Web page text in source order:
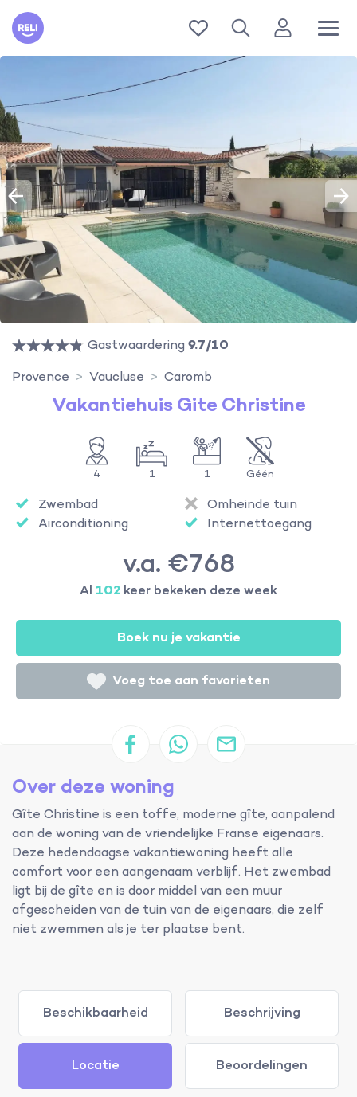
Reli
Gastwaardering 9.7/10
Provence
Vaucluse Caromb
Vakantiehuis Gite Christine
4 1 1 Géén
Zwembad
Airconditioning
Omheinde tuin
Internettoegang
v.a. €768
Al 102 keer bekeken deze week
Boek nu je vakantie
Voeg toe aan favorieten
Over deze woning
Gîte Christine is een toffe, moderne gîte, aanpalend
aan de woning van de vriendelijke Franse eigenaars.
Deze hedendaagse vakantiewoning heeft alle
comfort voor een aangenaam verblijf. Het zwembad
ligt bij de gîte en is door middel van een muur
afgescheiden van de tuin van de eigenaars, die zelf
niet zwemmen als je ter plaatse bent.
Beschikbaarheid Beschrijving
Locatie Beoordelingen